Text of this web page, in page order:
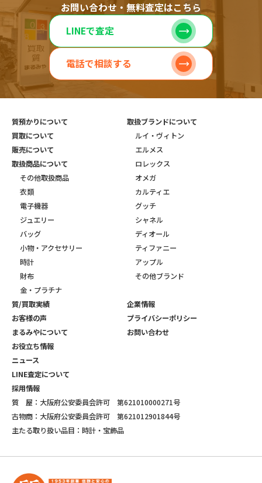
お問い合わせ・無料査定はこちら
LINEで査定
電話で相談する
質預かりについて
買取について
販売について
取扱商品について
その他取扱商品
衣類
電子機器
ジュエリー
バッグ
小物・アクセサリー
時計
財布
金・プラチナ
取扱ブランドについて
ルイ・ヴィトン
エルメス
ロレックス
オメガ
カルティエ
グッチ
シャネル
ディオール
ティファニー
アップル
その他ブランド
質/買取実績
お客様の声
まるみやについて
お役立ち情報
ニュース
LINE査定について
採用情報
企業情報
プライバシーポリシー
お問い合わせ
質 屋：大阪府公安委員会許可 第621010000271号
古物商：大阪府公安委員会許可 第621012901844号
主たる取り扱い品目：時計・宝飾品